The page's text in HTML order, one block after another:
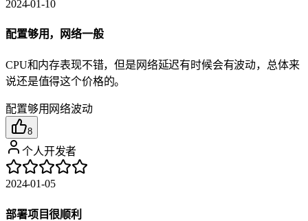
2024-01-10
配置够用，网络一般
CPU和内存表现不错，但是网络延迟有时候会有波动，总体来
说还是值得这个价格的。
配置够用 网络波动
8
个人开发者
2024-01-05
部署项目很顺利